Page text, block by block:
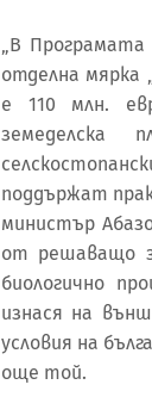
„В
отделна мярка
е 110 млн.
земеделска
поддържат
министър
от решаващо
биологично
изнася на
условия на
още той.